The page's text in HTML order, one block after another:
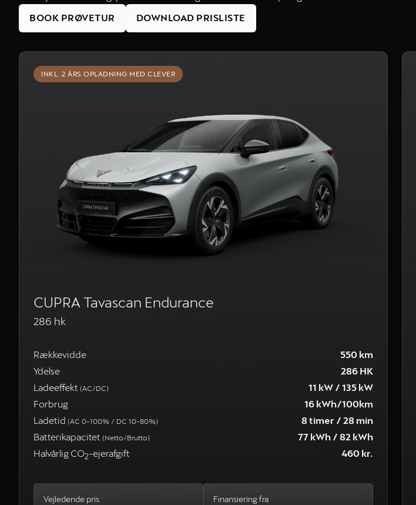
BOOK PRØVETUR
DOWNLOAD PRISLISTE
INKL. 2 ÅRS OPLADNING MED CLEVER
CUPRA Tavascan Endurance
286 hk
550 km
Rækkevidde
286 HK
Ydelse
11 kW / 135 kW
Ladeeffekt (AC/DC)
16 kWh/100km
Forbrug
8 timer / 28 min
Ladetid (AC 0-100% / DC 10-80%)
77 kWh / 82 kWh
Batterikapacitet (Netto/Brutto)
460 kr.
Halvårlig CO2-ejerafgift
Vejledende pris Finansiering fra